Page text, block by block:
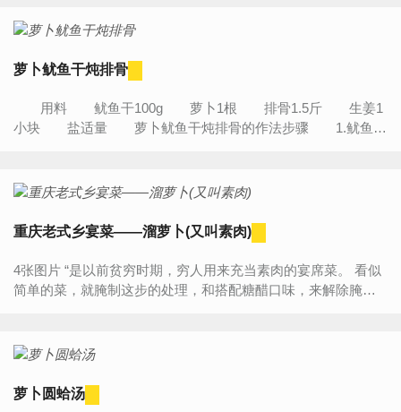
萝卜鱿鱼干炖排骨
用料 鱿鱼干100g 萝卜1根 排骨1.5斤 生姜1
小块 盐适量 萝卜鱿鱼干炖排骨的作法步骤 1.鱿鱼干
重庆老式乡宴菜——溜萝卜(又叫素肉)
4张图片 “是以前贫穷时期，穷人用来充当素肉的宴席菜。 看似
简单的菜，就腌制这步的处理，和搭配糖醋口味，来解除腌制
萝卜圆蛤汤